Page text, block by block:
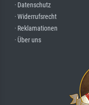
· Datenschutz
· Widerrufsrecht
· Reklamationen
· Über uns